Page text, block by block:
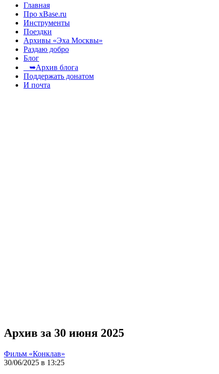
Главная
Про xBase.ru
Инструменты
Поездки
Архивы «Эха Москвы»
Раздаю добро
Блог
➥Архив блога
Поддержать донатом
И почта
Архив за 30 июня 2025
Фильм «Конклав»
30/06/2025 в 13:25